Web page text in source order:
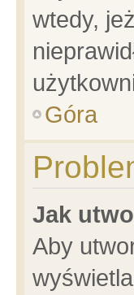
wtedy,
Góra
Jak
Aby